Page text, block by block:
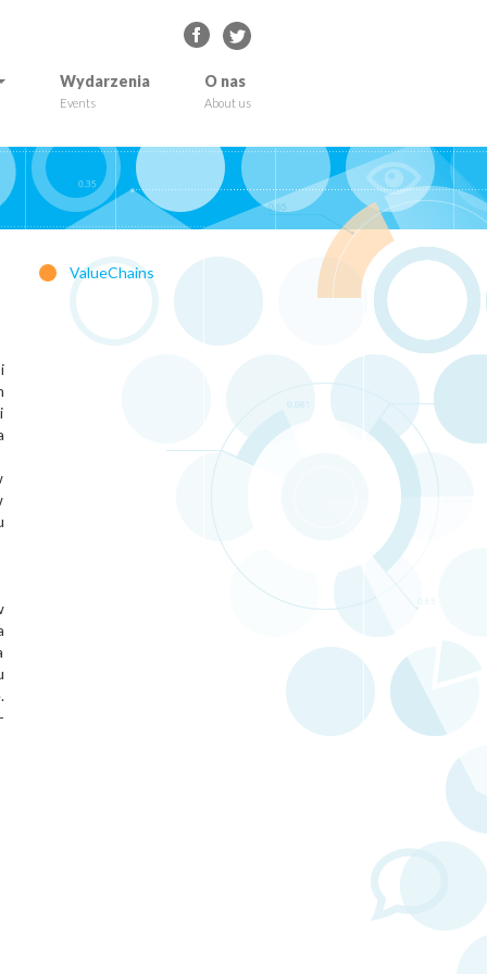
Wydarzenia
Events
O nas
About us
ValueChains